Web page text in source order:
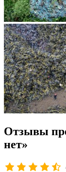
Отзывы
нет»